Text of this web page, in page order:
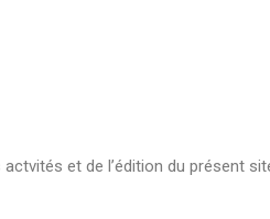
et de l’édition du présent